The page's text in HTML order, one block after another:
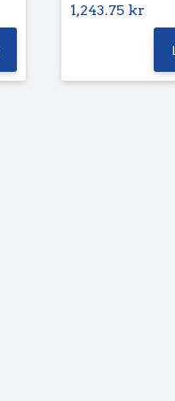
1,243.75 kr